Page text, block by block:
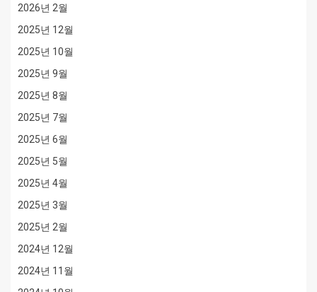
2026년 2월
2025년 12월
2025년 10월
2025년 9월
2025년 8월
2025년 7월
2025년 6월
2025년 5월
2025년 4월
2025년 3월
2025년 2월
2024년 12월
2024년 11월